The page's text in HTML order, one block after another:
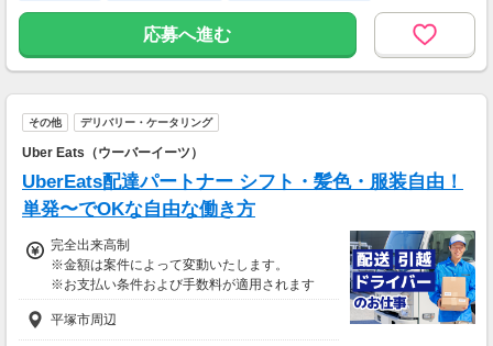
※65歳以上は日給マイナス500円
※70歳以上は日給マイナス1,000円
★交通誘導2級（以上）として従事した場合
■65歳～69歳迄では他の年代と同じ現場でも
安全面・体力面の考慮により比較的低負荷の業
70歳以降では低負荷業務や季節により
相談の上短時間勤務をすることもあるため
＜月収例＞
月収28万円可能
（日給1万4,000円×月20日勤務）
副業・ＷワークOK
応募へ進む
その他 デリバリー・ケータリング
Uber Eats（ウーバーイーツ）
UberEats配達パートナー シフト・髪色・服装自由！
単発〜でOKな自由な働き方
完全出来高制
※金額は案件によって変動いたします。
※お支払い条件および手数料が適用されます
平塚市周辺